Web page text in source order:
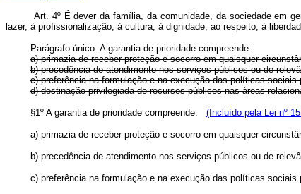
Art. 4º É dever da família, da comunidade, da sociedade em
lazer, à profissionalização, à cultura, à dignidade, ao respeito, à
Parágrafo único. A garantia de prioridade compreende:
a) primazia de receber proteção e socorro em quaisquer
b) precedência de atendimento nos serviços públicos ou de
c) preferência na formulação e na execução das políticas sociais
d) destinação privilegiada de recursos públicos nas áreas
§1º A garantia de prioridade compreende: (Incluído pela Lei nº
a) primazia de receber proteção e socorro em quaisquer
b) precedência de atendimento nos serviços públicos ou de
c) preferência na formulação e na execução das políticas sociais